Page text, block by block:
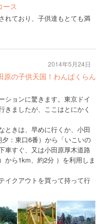
ース
れており、子供達もとても満
原の子供天国！わんぱくらん
ションに驚きます。東京ドイ
きましたが、ここはとにかく
ときは、早めに行くか、小田
：東口6番）から「いこいの
車すぐ、又は小田原厚木道路
から1km、約2分 ）を利用しま
イクアウトを買って持って行
2014年5月24日